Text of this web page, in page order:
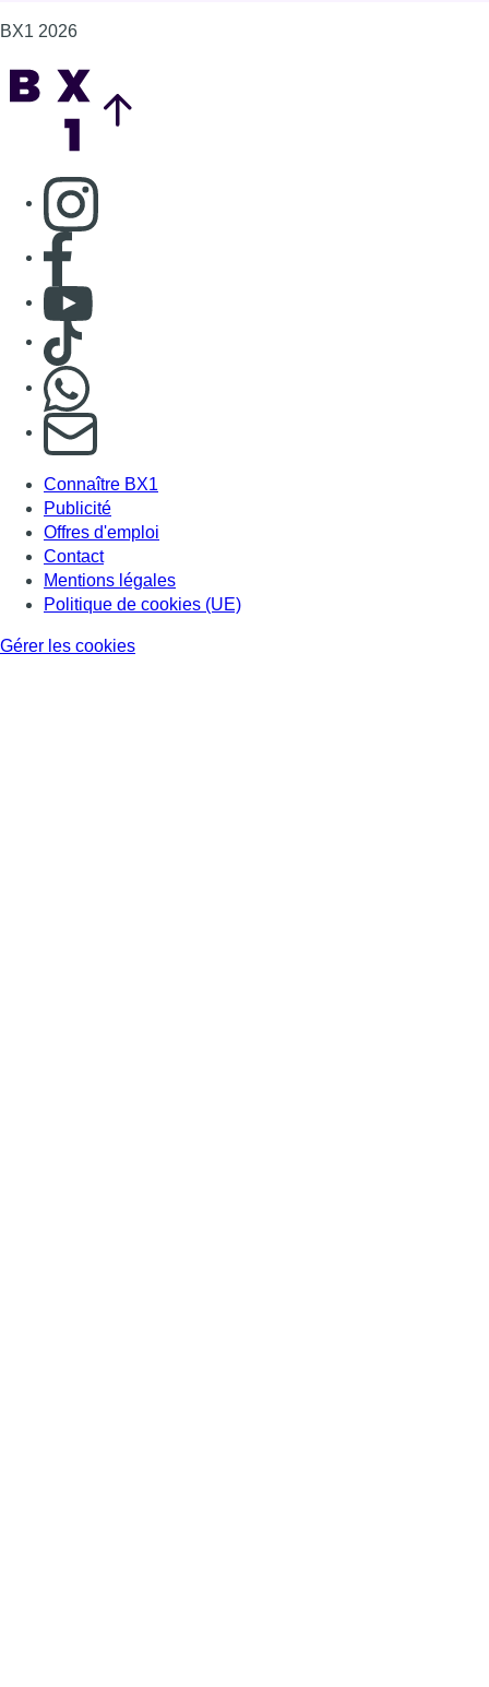
BX1 2026
Consulter page Instagram
Consulter page Facebook
Consulter Youtube
Consulter TikTok
S'abonner à notre newsletter
Connaître BX1
Publicité
Offres d'emploi
Contact
Mentions légales
Politique de cookies (UE)
Gérer les cookies